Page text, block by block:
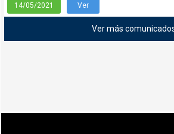
14/05/2021 Ver
Ver más